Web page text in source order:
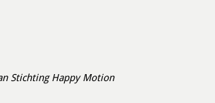
Stichting Happy Motion